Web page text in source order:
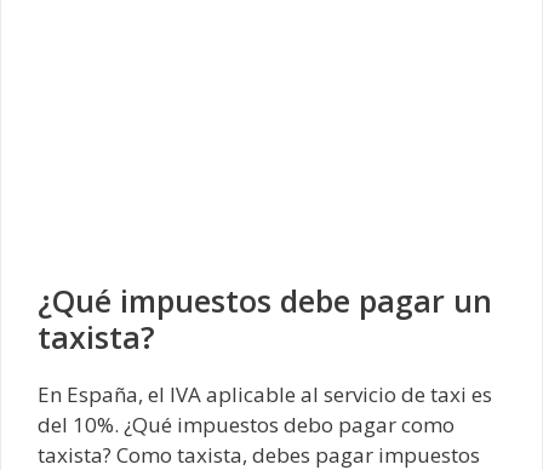
¿Qué impuestos debe pagar un
taxista?
En España, el IVA aplicable al servicio de taxi es
del 10%. ¿Qué impuestos debo pagar como
taxista? Como taxista, debes pagar impuestos